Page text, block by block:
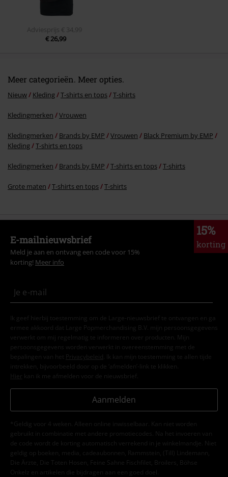
Adviesprijs
€ 34,99
€ 26,99
Meer categorieën. Meer opties.
Nieuw Kleding T-shirts en tops T-shirts
Kledingmerken Vrouwen
Kledingmerken Brands by EMP Vrouwen
Black Premium by EMP
Kleding
T-shirts en tops
Kledingmerken Brands by EMP T-shirts en tops T-shirts
Grote maten T-shirts en tops T-shirts
15%
korting
E-mailnieuwsbrief
Meld je aan en ontvang een code voor 15%
korting! Meer info
Ik geef hierbij toestemming om de Large-nieuwsbrief te ontvangen en ga
ermee akkoord dat Large Popmerchandising B.V. mijn persoonsgegevens
verwerkt om mij regelmatig te informeren over producten. Mijn
persoonsgegevens worden verwerkt in overeenstemming met de
bepalingen van het
Privacybeleid . Ik kan mijn toestemming te allen tijde
intrekken, bijvoorbeeld door op de ‘afmelden’-link te klikken.
Hier kan ik me afmelden voor de nieuwsbrief.
Aanmelden
*Geldig voor 4 weken. Alleen online inwisselbaar. Kan niet worden
gebruikt in combinatie met andere promotiecodes. Na het invoeren van
de code wordt de korting automatisch verrekend in je winkelmandje. Niet
geldig op boeken, media, cadeaubonnen, Rammstein, (Till) Lindemann,
Die Ärzte, Die Toten Hosen, Feine Sahne Fischfilet, Broilers, Böhse
Onkelz en artikelen die bijdragen aan een goed doel.